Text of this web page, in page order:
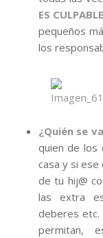
ES CULPABLE
pequeños
los
¿Quién se
quien de los
casa y si ese
de tu hij@
las extra
deberes etc.
permitan,